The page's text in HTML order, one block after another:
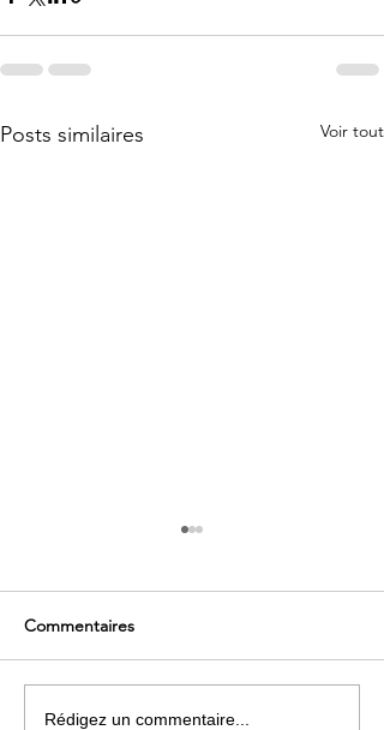
Posts similaires Voir tout
Commentaires
Rédigez un commentaire...